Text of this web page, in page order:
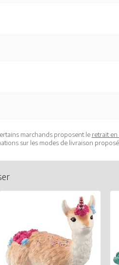
marchands proposent le retrait en
sur les modes de livraison